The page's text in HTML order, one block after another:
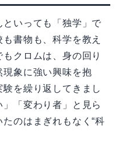
いっても「独学」で
書物も、科学を教え
クロムは、身の回り
象に強い興味を抱
を繰り返してきまし
「変わり者」と見ら
のはまぎれもなく“科